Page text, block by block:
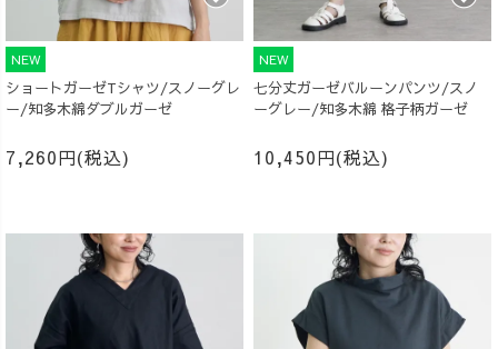
NEW
ショートガーゼTシャツ/スノーグレ
ー/知多木綿ダブルガーゼ
7,260円(税込)
NEW
七分丈ガーゼバルーンパンツ/スノ
ーグレー/知多木綿 格子柄ガーゼ
10,450円(税込)